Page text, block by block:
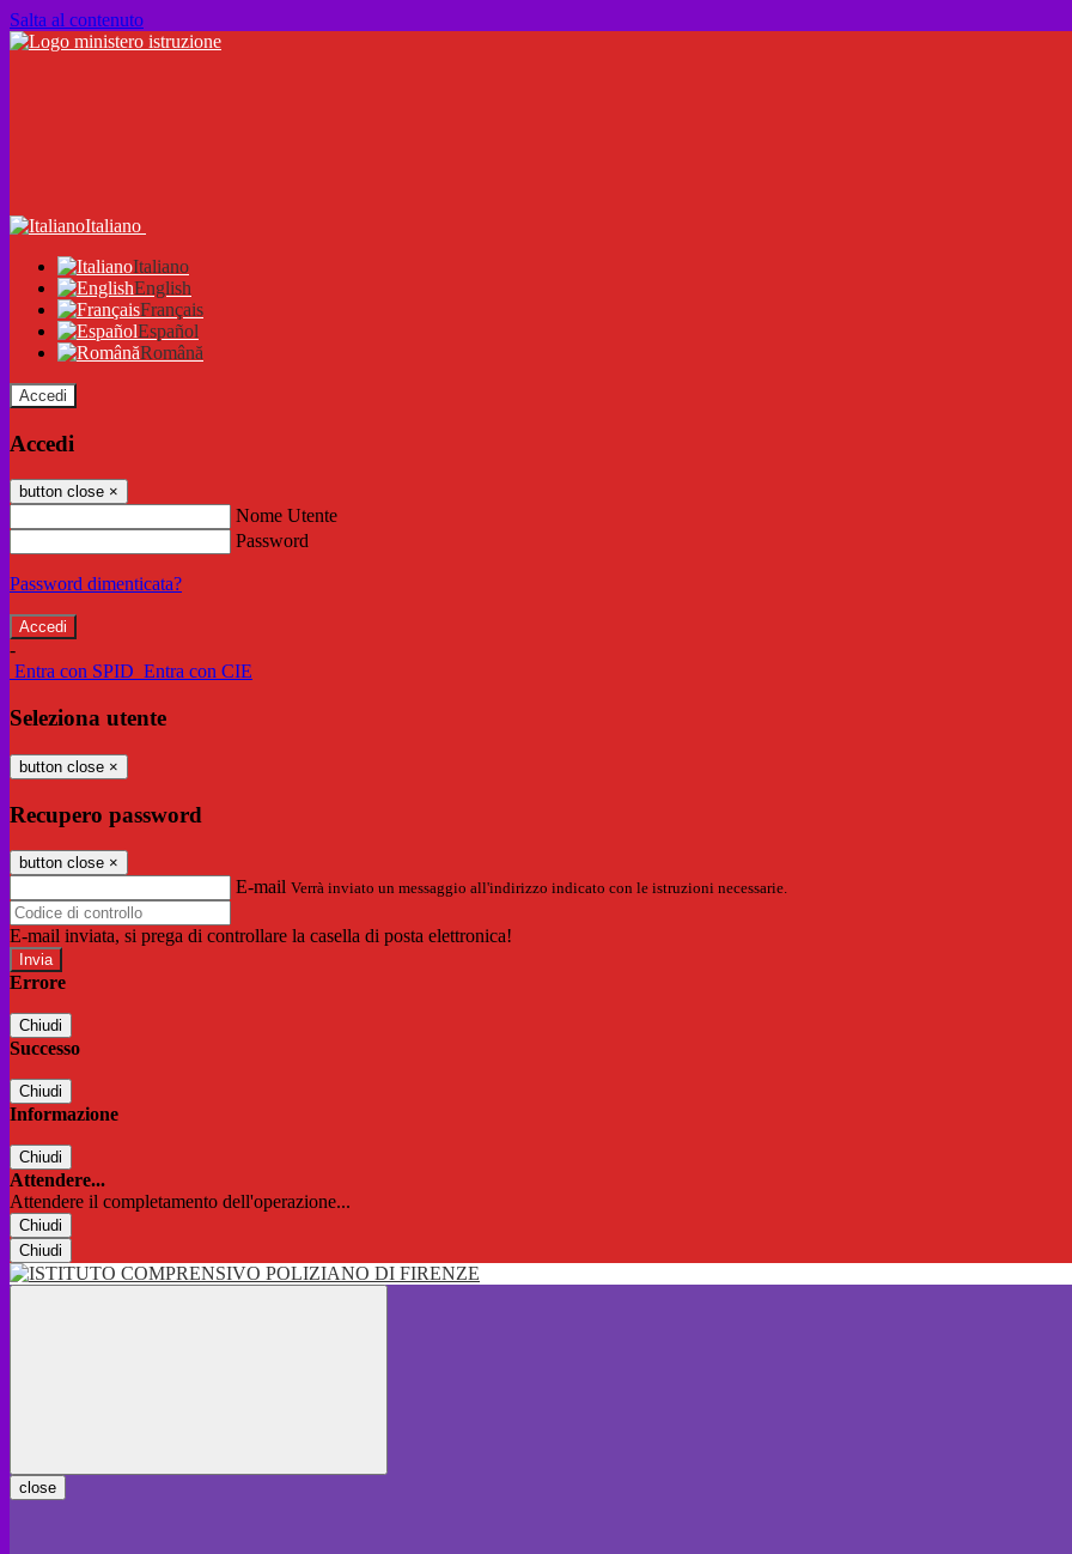
Salta al contenuto
Italiano
Italiano
English
Français
Español
Română
Accedi
Accedi
button close ×
Nome Utente
Password
Password dimenticata?
-
Entra con SPID Entra con CIE
Seleziona utente
button close ×
Recupero password
button close ×
E-mail Verrà inviato un messaggio all'indirizzo indicato con le istruzioni necessarie.
E-mail inviata, si prega di controllare la casella di posta elettronica!
Errore
Chiudi
Successo
Chiudi
Informazione
Chiudi
Attendere...
Attendere il completamento dell'operazione...
Chiudi
Chiudi
close